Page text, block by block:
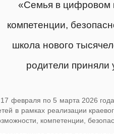
«Семья в цифровом
компетенции,
школа нового
родители приняли
февраля по 5 марта 2026
в рамках реализации
компетенции,